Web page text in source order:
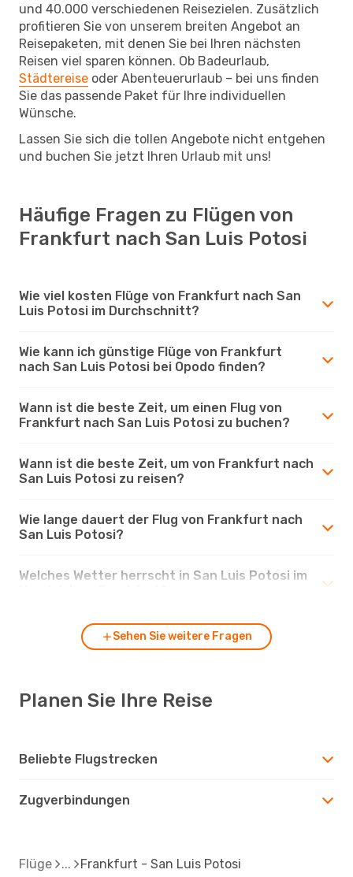
und 40.000 verschiedenen Reisezielen. Zusätzlich
profitieren Sie von unserem breiten Angebot an
Reisepaketen, mit denen Sie bei Ihren nächsten
Reisen viel sparen können. Ob Badeurlaub,
Städtereise oder Abenteuerurlaub – bei uns finden
Sie das passende Paket für Ihre individuellen
Wünsche.
Lassen Sie sich die tollen Angebote nicht entgehen
und buchen Sie jetzt Ihren Urlaub mit uns!
Häufige Fragen zu Flügen von
Frankfurt nach San Luis Potosi
Wie viel kosten Flüge von Frankfurt nach San
Luis Potosi im Durchschnitt?
Wie kann ich günstige Flüge von Frankfurt
nach San Luis Potosi bei Opodo finden?
Wann ist die beste Zeit, um einen Flug von
Frankfurt nach San Luis Potosi zu buchen?
Wann ist die beste Zeit, um von Frankfurt nach
San Luis Potosi zu reisen?
Wie lange dauert der Flug von Frankfurt nach
San Luis Potosi?
Welches Wetter herrscht in San Luis Potosi im
Sehen Sie weitere Fragen
Planen Sie Ihre Reise
Beliebte Flugstrecken
Zugverbindungen
Flüge Frankfurt - San Luis Potosi